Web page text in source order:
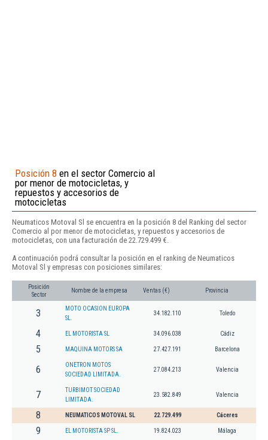
Posición 8 en el sector Comercio al
por menor de motocicletas, y
repuestos y accesorios de
motocicletas
Neumaticos Motoval Sl se encuentra en la posición 8 del Ranking del sector
Comercio al por menor de motocicletas, y repuestos y accesorios de
motocicletas, con una facturación de 22.729.499 €.
A continuación podrá consultar la posición en el ranking de Neumaticos
Motoval Sl y empresas con posiciones similares:
Posición
Sector
Nombre de la empresa Ventas (€) Provincia
3
MOTO OCASION EUROPA
SL.
34.182.110 Toledo
4 EL MOTORISTA SL 34.096.038 Cádiz
5 MAQUINA MOTORS SA 27.427.191 Barcelona
6
ONETRON MOTOS
SOCIEDAD LIMITADA.
27.084.213 Valencia
7
TURBIMOT SOCIEDAD
LIMITADA.
23.582.849 Valencia
8 NEUMATICOS MOTOVAL SL 22.729.499 Cáceres
9 EL MOTORISTA SP SL. 19.824.023 Málaga